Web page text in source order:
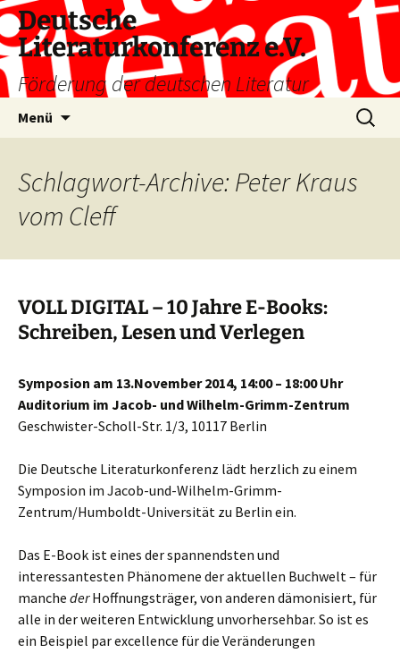
Deutsche
Literaturkonferenz e.V.
Förderung der deutschen Literatur
Menü
Suche
nach:
Schlagwort-Archive: Peter Kraus
vom Cleff
VOLL DIGITAL – 10 Jahre E-Books:
Schreiben, Lesen und Verlegen
Symposion am 13.November 2014, 14:00 – 18:00 Uhr
Auditorium im Jacob- und Wilhelm-Grimm-Zentrum
Geschwister-Scholl-Str. 1/3, 10117 Berlin
Die Deutsche Literaturkonferenz lädt herzlich zu einem
Symposion im Jacob-und-Wilhelm-Grimm-
Zentrum/Humboldt-Universität zu Berlin ein.
Das E-Book ist eines der spannendsten und
interessantesten Phänomene der aktuellen Buchwelt – für
manche derHoffnungsträger, von anderen dämonisiert, für
alle in der weiteren Entwicklung unvorhersehbar. So ist es
ein Beispiel par excellence für die Veränderungen